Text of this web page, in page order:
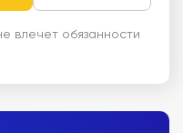
влечет обязанности